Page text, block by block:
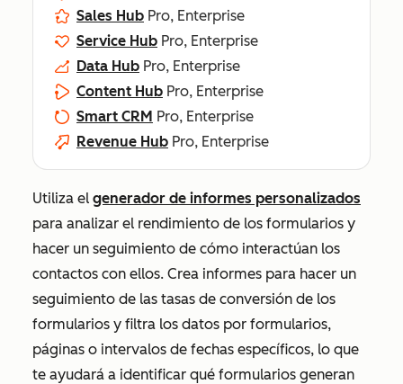
Sales Hub Pro, Enterprise
Service Hub Pro, Enterprise
Data Hub Pro, Enterprise
Content Hub Pro, Enterprise
Smart CRM Pro, Enterprise
Revenue Hub Pro, Enterprise
Utiliza el generador de informes personalizados
para analizar el rendimiento de los formularios y
hacer un seguimiento de cómo interactúan los
contactos con ellos. Crea informes para hacer un
seguimiento de las tasas de conversión de los
formularios y filtra los datos por formularios,
páginas o intervalos de fechas específicos, lo que
te ayudará a identificar qué formularios generan